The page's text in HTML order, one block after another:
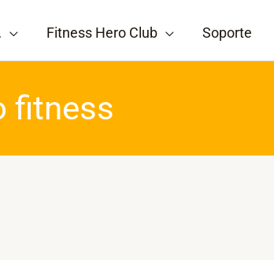
Fitness Hero Club Soporte
fitness